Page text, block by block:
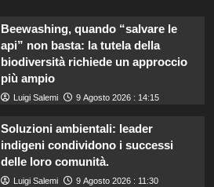
Beewashing, quando “salvare le
api” non basta: la tutela della
biodiversità richiede un approccio
più ampio
Luigi Salemi 9 Agosto 2026 : 14:15
Soluzioni ambientali: leader
indigeni condividono i successi
delle loro comunità.
Luigi Salemi 9 Agosto 2026 : 11:30